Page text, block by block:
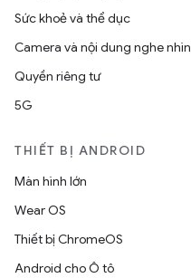
Sức khoẻ và thể dục
Camera và nội dung nghe nhìn
Quyền riêng tư
5G
THIẾT BỊ ANDROID
Màn hình lớn
Wear OS
Thiết bị ChromeOS
Android cho Ô tô